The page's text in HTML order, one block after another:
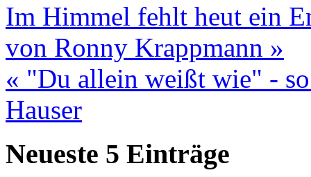
Im Himmel fehlt heut ein
von Ronny Krappmann »
« "Du allein weißt wie" -
Hauser
Neueste 5 Einträge